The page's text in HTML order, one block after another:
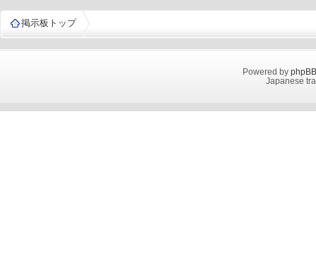
掲示板トップ
Powered by phpBB
Japanese